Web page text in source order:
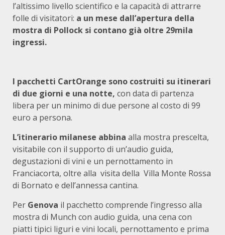
l’altissimo livello scientifico e la capacità di attrarre
folle di visitatori: a un mese dall’apertura della
mostra di Pollock si contano già oltre 29mila
ingressi.
I pacchetti CartOrange sono costruiti su itinerari
di due giorni e una notte, con data di partenza
libera per un minimo di due persone al costo di 99
euro a persona.
L’itinerario milanese abbina alla mostra prescelta,
visitabile con il supporto di un’audio guida,
degustazioni di vini e un pernottamento in
Franciacorta, oltre alla visita della Villa Monte Rossa
di Bornato e dell’annessa cantina.
Per Genova il pacchetto comprende l’ingresso alla
mostra di Munch con audio guida, una cena con
piatti tipici liguri e vini locali, pernottamento e prima